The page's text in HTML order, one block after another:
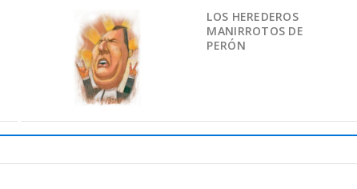
LOS HEREDEROS
MANIRROTOS DE
PERÓN